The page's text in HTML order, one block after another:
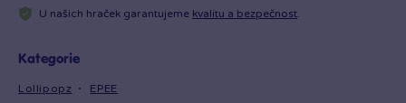
U našich hraček garantujeme kvalitu a bezpečnost.
Kategorie
Lollipopz EPEE